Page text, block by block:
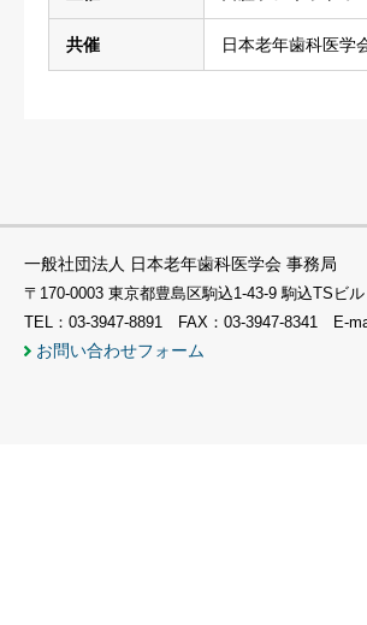
共催 日本老年歯科医学
一般社団法人 日本老年歯科医学会 事務局
〒170-0003 東京都豊島区駒込1-43-9 駒込TSビ
TEL：03-3947-8891 FAX：03-3947-8341 E-
お問い合わせフォーム